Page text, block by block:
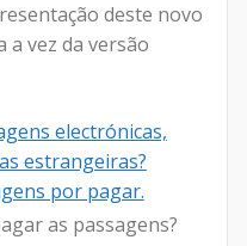
deste novo
a vez da versão
electrónicas,
estrangeiras?
por pagar.
as passagens?